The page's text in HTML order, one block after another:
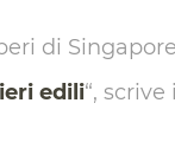
di
edili“,